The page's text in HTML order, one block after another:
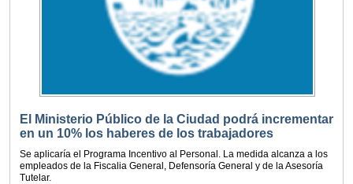
El Ministerio Público de la Ciudad podrá incrementar
en un 10% los haberes de los trabajadores
Se aplicaría el Programa Incentivo al Personal. La medida alcanza a los
empleados de la Fiscalia General, Defensoría General y de la Asesoría
Tutelar.